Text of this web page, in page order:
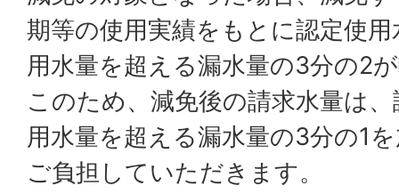
期等の使用実績をもとに認定使
用水量を超える漏水量の3分の2
このため、減免後の請求水量は
用水量を超える漏水量の3分の1
ご負担していただきます。